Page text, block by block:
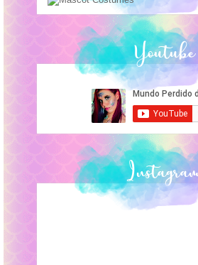
Youtube